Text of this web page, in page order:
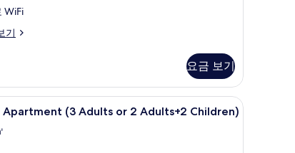
WiFi
기
요금 보기
비, 다리미/다리미판, 무료 WiFi객실 내 금고, 방음 설비, 다리미/다리미판, 무
Apartment (3 Adults or 2 Adults+2 Children)